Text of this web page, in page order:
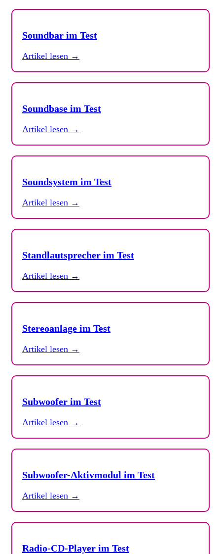
Soundbar im Test
Artikel lesen →
Soundbase im Test
Artikel lesen →
Soundsystem im Test
Artikel lesen →
Standlautsprecher im Test
Artikel lesen →
Stereoanlage im Test
Artikel lesen →
Subwoofer im Test
Artikel lesen →
Subwoofer-Aktivmodul im Test
Artikel lesen →
Radio-CD-Player im Test